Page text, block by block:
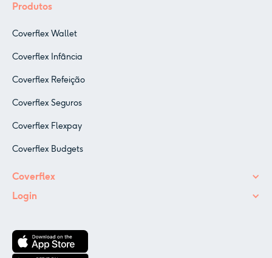
Produtos
Coverflex Wallet
Coverflex Infância
Coverflex Refeição
Coverflex Seguros
Coverflex Flexpay
Coverflex Budgets
Coverflex
Login